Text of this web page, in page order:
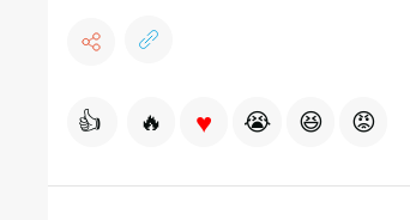
👍 🔥 ♥ 😭 😆 😡